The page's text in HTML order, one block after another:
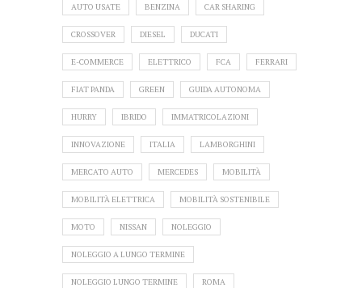
AUTO USATE BENZINA CAR SHARING
CROSSOVER DIESEL DUCATI
E-COMMERCE ELETTRICO FCA FERRARI
FIAT PANDA GREEN GUIDA AUTONOMA
HURRY IBRIDO IMMATRICOLAZIONI
INNOVAZIONE ITALIA LAMBORGHINI
MERCATO AUTO MERCEDES MOBILITÀ
MOBILITÀ ELETTRICA MOBILITÀ SOSTENIBILE
MOTO NISSAN NOLEGGIO
NOLEGGIO A LUNGO TERMINE
NOLEGGIO LUNGO TERMINE ROMA